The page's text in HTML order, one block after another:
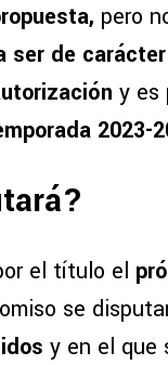
pero
ser de
y es
2023-
el título el
se
y en el que